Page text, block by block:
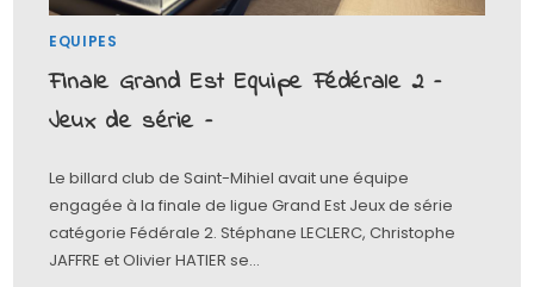
EQUIPES
Finale Grand Est Equipe Fédérale 2 –
Jeux de série –
Le billard club de Saint-Mihiel avait une équipe
engagée à la finale de ligue Grand Est Jeux de série
catégorie Fédérale 2. Stéphane LECLERC, Christophe
JAFFRE et Olivier HATIER se…